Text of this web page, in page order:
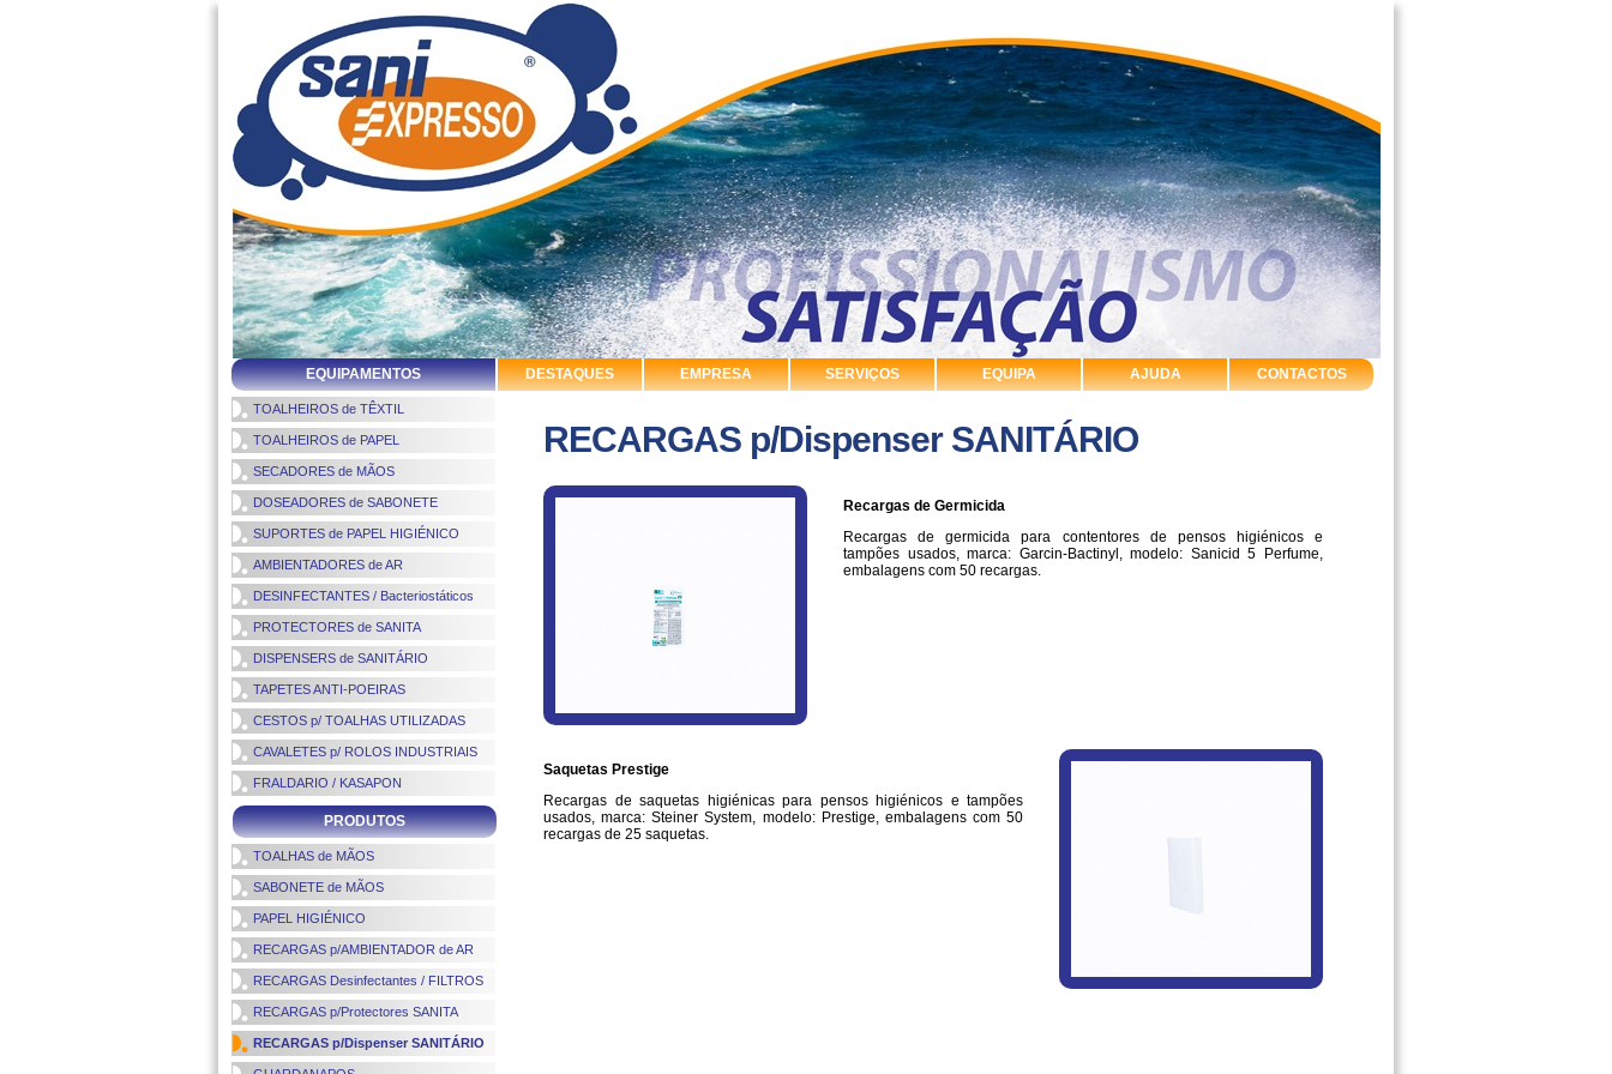
EQUIPAMENTOS DESTAQUES EMPRESA SERVIÇOS EQUIPA AJUDA CONTACTOS
TOALHEIROS de TÊXTIL
TOALHEIROS de PAPEL
SECADORES de MÃOS
DOSEADORES de SABONETE
SUPORTES de PAPEL HIGIÉNICO
AMBIENTADORES de AR
DESINFECTANTES / Bacteriostáticos
PROTECTORES de SANITA
DISPENSERS de SANITÁRIO
TAPETES ANTI-POEIRAS
CESTOS p/ TOALHAS UTILIZADAS
CAVALETES p/ ROLOS INDUSTRIAIS
FRALDARIO / KASAPON
PRODUTOS
TOALHAS de MÃOS
SABONETE de MÃOS
PAPEL HIGIÉNICO
RECARGAS p/AMBIENTADOR de AR
RECARGAS Desinfectantes / FILTROS
RECARGAS p/Protectores SANITA
RECARGAS p/Dispenser SANITÁRIO
RECARGAS p/Dispenser SANITÁRIO
Recargas de Germicida
Recargas de germicida para contentores de pensos higiénicos e
tampões usados, marca: Garcin-Bactinyl, modelo: Sanicid 5 Perfume,
embalagens com 50 recargas.
Saquetas Prestige
Recargas de saquetas higiénicas para pensos higiénicos e tampões
usados, marca: Steiner System, modelo: Prestige, embalagens com 50
recargas de 25 saquetas.